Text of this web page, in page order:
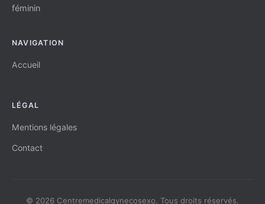
féminin
NAVIGATION
Accueil
LÉGAL
Mentions légales
Contact
© 2026 Centremedicalgynecosexo. Tous droits réservés.